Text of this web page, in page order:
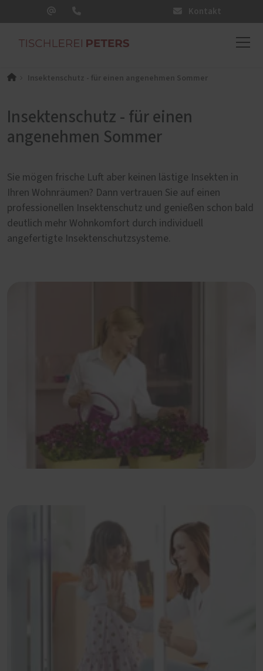
Kontakt
Insektenschutz - für einen angenehmen Sommer
Insektenschutz - für einen
angenehmen Sommer
Sie mögen frische Luft aber keinen lästige Insekten in
Ihren Wohnräumen? Dann vertrauen Sie auf einen
professionellen Insektenschutz und genießen schon bald
deutlich mehr Wohnkomfort durch individuell
angefertigte Insektenschutzsysteme.